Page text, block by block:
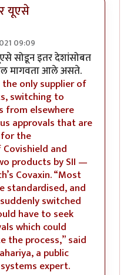
यूएसे
09:09
byअर्धवटराव
सोडून इतर देशांसोबत
मागवता आले असते.
the only supplier of
switching to
from elsewhere
approvals that are
the
and
products by SII —
Covaxin. “Most
standardised, and
switched
have to seek
which could
the process,” said
a public
expert.